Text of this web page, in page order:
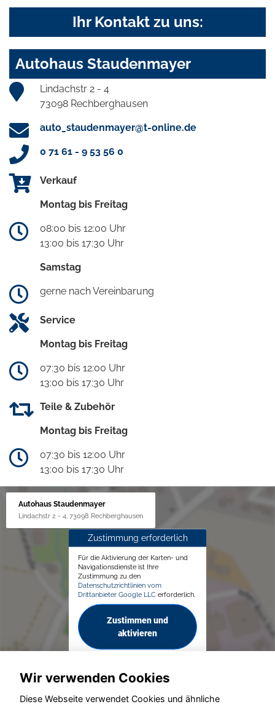
Ihr Kontakt zu uns:
Autohaus Staudenmayer
Lindachstr 2 - 4
73098 Rechberghausen
auto_staudenmayer@t-online.de
0 71 61 - 9 53 56 0
Verkauf
Montag bis Freitag
08:00 bis 12:00 Uhr
13:00 bis 17:30 Uhr
Samstag
gerne nach Vereinbarung
Service
Montag bis Freitag
07:30 bis 12:00 Uhr
13:00 bis 17:30 Uhr
Teile & Zubehör
Montag bis Freitag
07:30 bis 12:00 Uhr
13:00 bis 17:30 Uhr
Autohaus Staudenmayer
Lindachstr 2 - 4, 73098 Rechberghausen
Zustimmung erforderlich
Für die Aktivierung der Karten- und
Navigationsdienste ist Ihre
Zustimmung zu den
Datenschutzrichtlinien vom
Drittanbieter Google LLC erforderlich.
Zustimmen und
aktivieren
Wir verwenden Cookies
Diese Webseite verwendet Cookies und ähnliche